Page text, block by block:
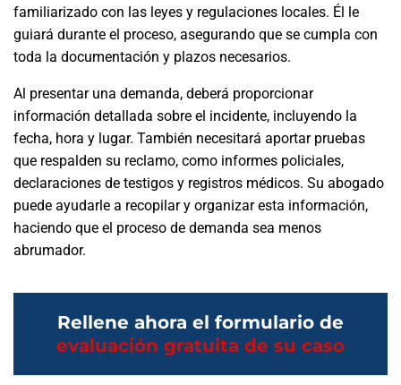
familiarizado con las leyes y regulaciones locales. Él le
guiará durante el proceso, asegurando que se cumpla con
toda la documentación y plazos necesarios.
Al presentar una demanda, deberá proporcionar
información detallada sobre el incidente, incluyendo la
fecha, hora y lugar. También necesitará aportar pruebas
que respalden su reclamo, como informes policiales,
declaraciones de testigos y registros médicos. Su abogado
puede ayudarle a recopilar y organizar esta información,
haciendo que el proceso de demanda sea menos
abrumador.
Rellene ahora el formulario de
evaluación gratuita de su caso